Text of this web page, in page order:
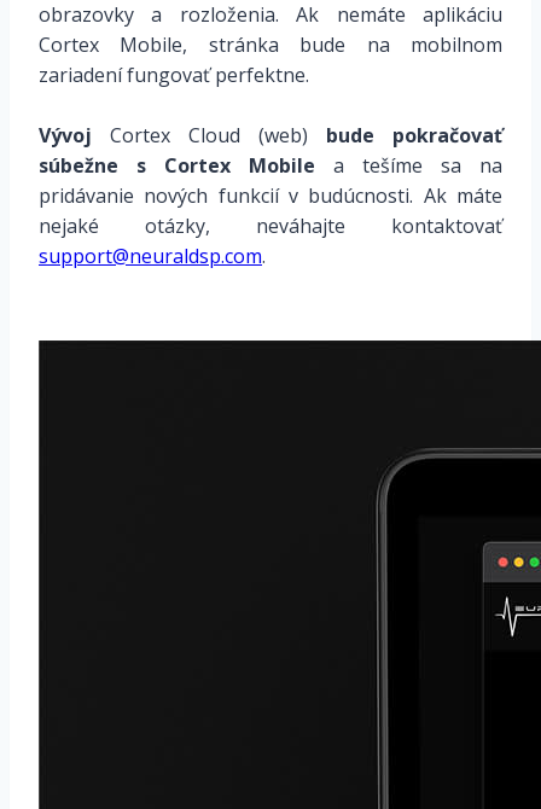
obrazovky a rozloženia. Ak nemáte aplikáciu
Cortex Mobile, stránka bude na mobilnom
zariadení fungovať perfektne.
Vývoj Cortex Cloud (web) bude pokračovať
súbežne s Cortex Mobile a tešíme sa na
pridávanie nových funkcií v budúcnosti. Ak máte
nejaké otázky, neváhajte kontaktovať
support@neuraldsp.com.